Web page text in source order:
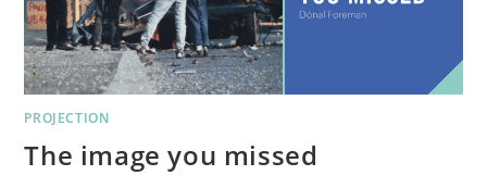
PROJECTION
The image you missed